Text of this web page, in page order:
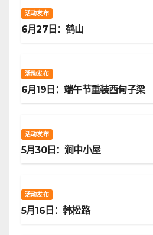
活动发布
6月27日：鹤山
活动发布
6月19日：端午节重装西甸子梁
活动发布
5月30日：涧中小屋
活动发布
5月16日：韩松路